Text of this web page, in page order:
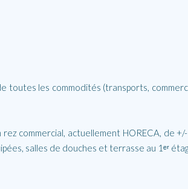
toutes les commodités (transports,
commercial, actuellement HORECA, de
salles de douches et terrasse au 1ᵉʳ